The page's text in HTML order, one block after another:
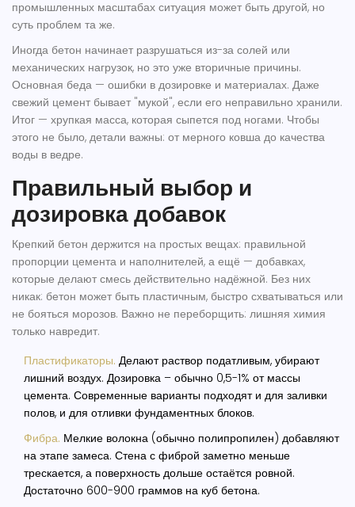
промышленных масштабах ситуация может быть другой, но
суть проблем та же.
Иногда бетон начинает разрушаться из-за солей или
механических нагрузок, но это уже вторичные причины.
Основная беда — ошибки в дозировке и материалах. Даже
свежий цемент бывает "мукой", если его неправильно хранили.
Итог — хрупкая масса, которая сыпется под ногами. Чтобы
этого не было, детали важны: от мерного ковша до качества
воды в ведре.
Правильный выбор и
дозировка добавок
Крепкий бетон держится на простых вещах: правильной
пропорции цемента и наполнителей, а ещё — добавках,
которые делают смесь действительно надёжной. Без них
никак: бетон может быть пластичным, быстро схватываться или
не бояться морозов. Важно не переборщить: лишняя химия
только навредит.
Пластификаторы. Делают раствор податливым, убирают
лишний воздух. Дозировка – обычно 0,5-1% от массы
цемента. Современные варианты подходят и для заливки
полов, и для отливки фундаментных блоков.
Фибра. Мелкие волокна (обычно полипропилен) добавляют
на этапе замеса. Стена с фиброй заметно меньше
трескается, а поверхность дольше остаётся ровной.
Достаточно 600-900 граммов на куб бетона.